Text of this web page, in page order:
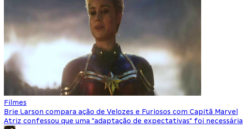
Filmes
Brie Larson compara ação de Velozes e Furiosos com Capitã Marvel
Atriz confessou que uma "adaptação de expectativas" foi necessária